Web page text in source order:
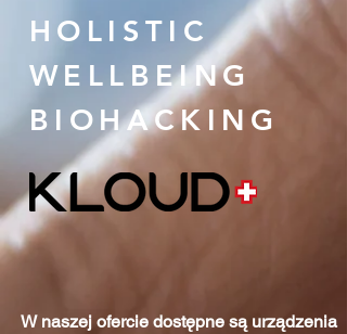
HOLISTIC
WELLBEING
BIOHACKING
W naszej ofercie dostępne są urządzenia